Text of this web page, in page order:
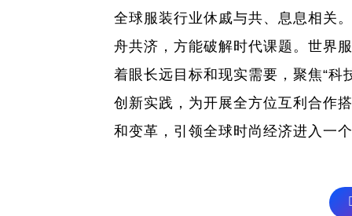
全球服装行业休戚与共、息息相关
舟共济，方能破解时代课题。世界
着眼长远目标和现实需要，聚焦“科
创新实践，为开展全方位互利合作
和变革，引领全球时尚经济进入一